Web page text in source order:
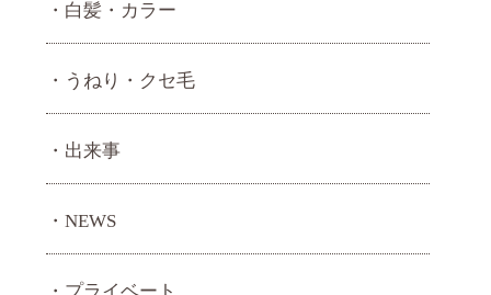
白髪・カラー
うねり・ クセ毛
出来事
NEWS